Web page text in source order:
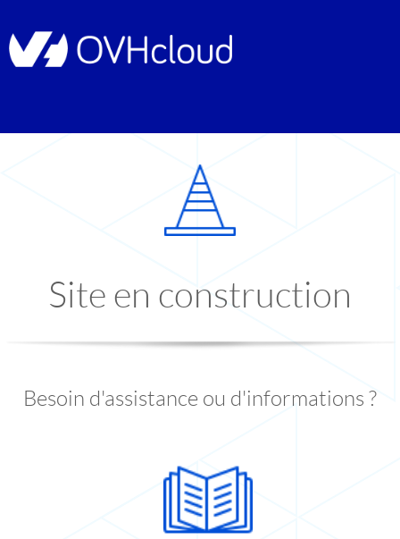
Site en construction
Besoin d'assistance ou d'informations ?